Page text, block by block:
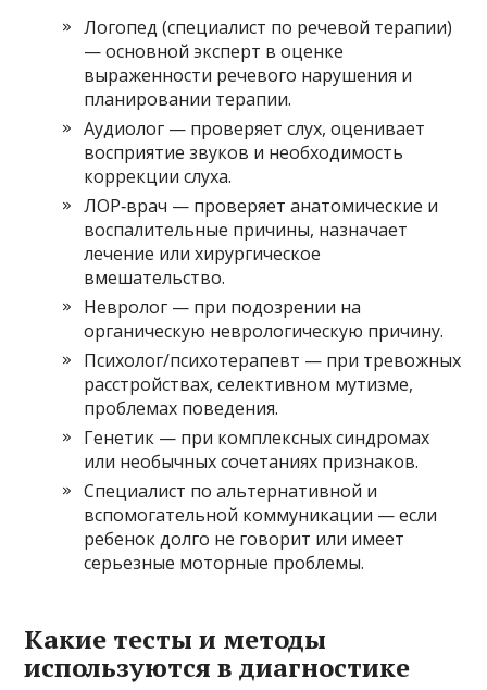
Логопед (специалист по речевой терапии)
— основной эксперт в оценке
выраженности речевого нарушения и
планировании терапии.
Аудиолог — проверяет слух, оценивает
восприятие звуков и необходимость
коррекции слуха.
ЛОР‑врач — проверяет анатомические и
воспалительные причины, назначает
лечение или хирургическое
вмешательство.
Невролог — при подозрении на
органическую неврологическую причину.
Психолог/психотерапевт — при тревожных
расстройствах, селективном мутизме,
проблемах поведения.
Генетик — при комплексных синдромах
или необычных сочетаниях признаков.
Специалист по альтернативной и
вспомогательной коммуникации — если
ребенок долго не говорит или имеет
серьезные моторные проблемы.
Какие тесты и методы
используются в диагностике